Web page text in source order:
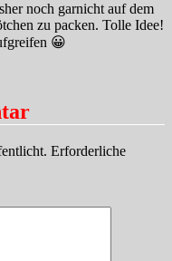
noch garnicht auf dem
zu packen. Tolle Idee!
😀
Erforderliche